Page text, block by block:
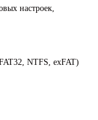
настроек,
NTFS, exFAT)